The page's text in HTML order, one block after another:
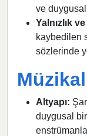
ve
Yalnızlık
kaybedilen
sözlerinde
Müzikal
Altyapı:
duygusal